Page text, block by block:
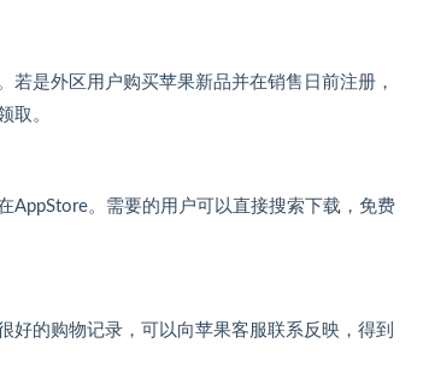
是外区用户购买苹果新品并在销售日前注册，
取。
AppStore。需要的用户可以直接搜索下载，免费
的购物记录，可以向苹果客服联系反映，得到